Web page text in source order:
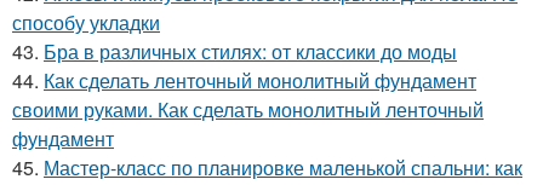
способу укладки
43. Бра в различных стилях: от классики до моды
44. Как сделать ленточный монолитный фундамент
своими руками. Как сделать монолитный ленточный
фундамент
45. Мастер-класс по планировке маленькой спальни: как